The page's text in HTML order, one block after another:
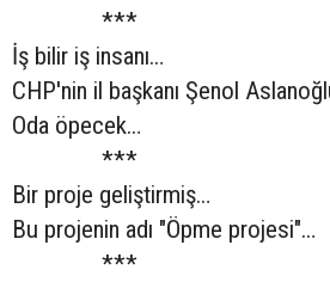
***
İş bilir iş insanı…
CHP'nin il başkanı Şenol
Oda öpecek…
***
Bir proje geliştirmiş…
Bu projenin adı "Öpme projesi"…
***